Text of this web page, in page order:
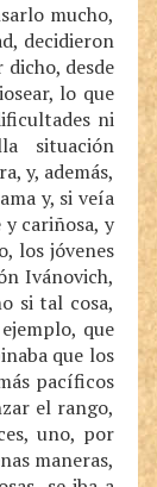
mucho,
decidieron
desde
lo que
ni
situación
y, además,
y, si veía
cariñosa, y
los jóvenes
Ivánovich,
si tal cosa,
que
que los
pacíficos
el rango,
uno, por
maneras,